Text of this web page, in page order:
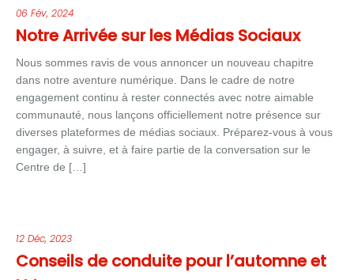
06 Fév, 2024
Notre Arrivée sur les Médias Sociaux
Nous sommes ravis de vous annoncer un nouveau chapitre
dans notre aventure numérique. Dans le cadre de notre
engagement continu à rester connectés avec notre aimable
communauté, nous lançons officiellement notre présence sur
diverses plateformes de médias sociaux. Préparez-vous à vous
engager, à suivre, et à faire partie de la conversation sur le
Centre de […]
12 Déc, 2023
Conseils de conduite pour l’automne et